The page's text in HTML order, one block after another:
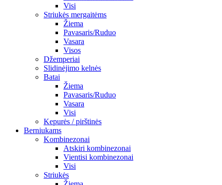
Visi
Striukės mergaitėms
Žiema
Pavasaris/Ruduo
Vasara
Visos
Džemperiai
Slidinėjimo kelnės
Batai
Žiema
Pavasaris/Ruduo
Vasara
Visi
Kepurės / pirštinės
Berniukams
Kombinezonai
Atskiri kombinezonai
Vientisi kombinezonai
Visi
Striukės